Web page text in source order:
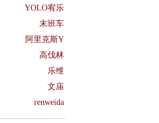
YOLO宥乐
末班车
阿里克斯Y
高伐林
乐维
文庙
renweida